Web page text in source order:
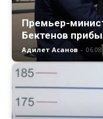
Премьер-
Бектенов
Адилет Асанов -